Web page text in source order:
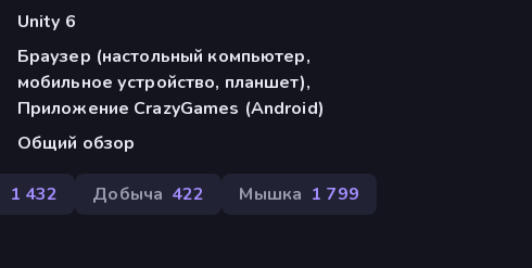
Unity 6
Браузер (настольный компьютер,
мобильное устройство, планшет),
Приложение CrazyGames (Android)
Общий обзор
1 432 Добыча 422 Мышка 1 799